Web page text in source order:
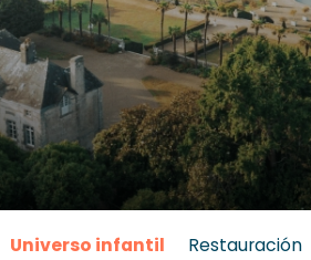
Universo infantil Restauración